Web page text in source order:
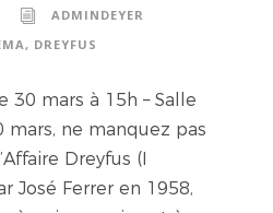
ADMINDEYER
, DREYFUS
30 mars à 15h – Salle
mars, ne manquez pas
Dreyfus (I
José Ferrer en 1958,